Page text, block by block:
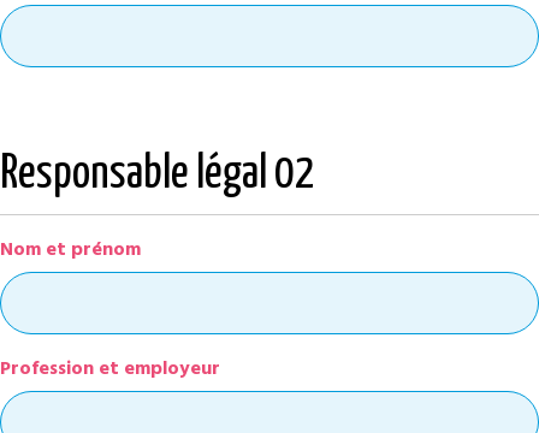
Responsable légal 02
Nom et prénom
Profession et employeur